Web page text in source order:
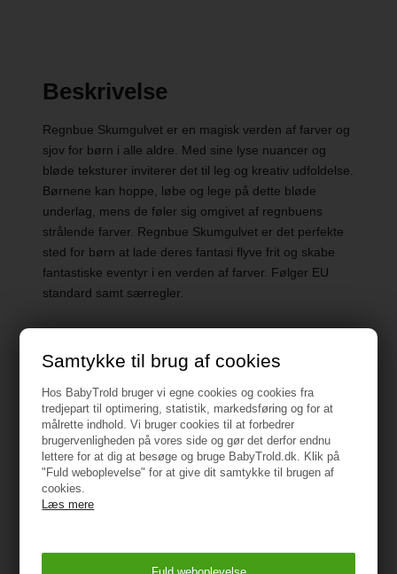
Samtykke til brug af cookies
Hos BabyTrold bruger vi egne cookies og cookies fra
tredjepart til optimering, statistik, markedsføring og for at
målrette indhold. Vi bruger cookies til at forbedrer
brugervenligheden på vores side og gør det derfor endnu
lettere for at dig at besøge og bruge BabyTrold.dk. Klik på
"Fuld weboplevelse" for at give dit samtykke til brugen af
cookies.
Læs mere
Beskrivelse
Regnbue Skumgulvet er en magisk verden af farver og
sjov for børn i alle aldre. Med sine lyse nuancer og
bløde teksturer inviterer det til leg og kreativ udfoldelse.
Børnene kan hoppe, løbe og lege på dette bløde
underlag, mens de føler sig omgivet af regnbuens
strålende farver. Regnbue Skumgulvet er det perfekte
sted for børn at lade deres fantasi flyve frit og skabe
fantastiske eventyr i en verden af farver. Følger EU
standard samt særregler.
Specifikationer
Anbefalet alder:12m+
Længde: 32 cm
Bredde: 32 cm
Højde: 1,5 cm
Vægt: 455g